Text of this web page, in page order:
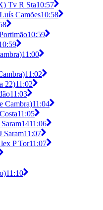
Tv R Sta10:57
Camões10:58
10:59
11:00
11:02
22)11:02
11:03
Cambra)11:04
11:05
11:06
Saram11:07
P Tor11:07
11:10